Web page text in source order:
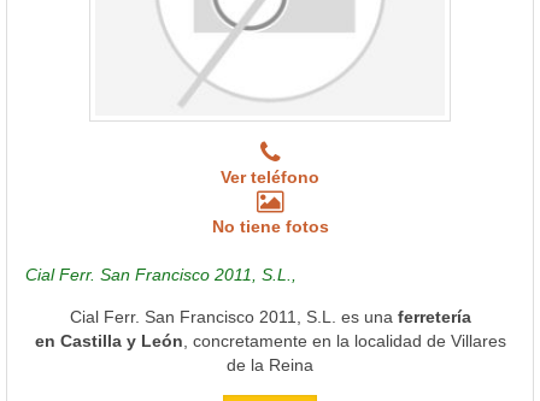
Ver teléfono
No tiene fotos
Cial Ferr. San Francisco 2011, S.L.,
Cial Ferr. San Francisco 2011, S.L. es una ferretería
en Castilla y León , concretamente en la localidad de Villares
de la Reina